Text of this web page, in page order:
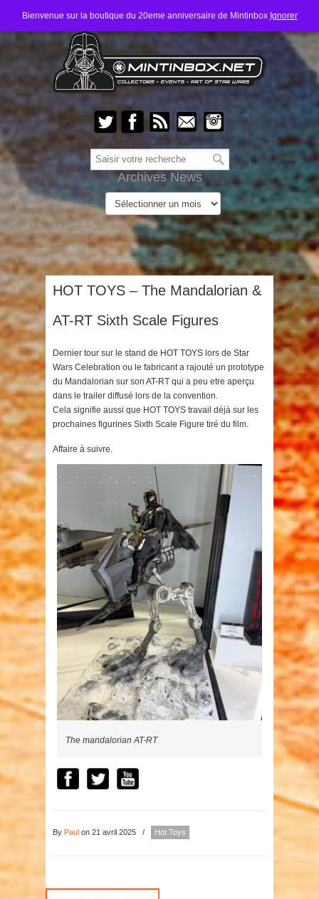
Bienvenue sur la boutique du 20eme anniversaire de Mintinbox Ignorer
Archives News
HOT TOYS – The Mandalorian &
AT-RT Sixth Scale Figures
Dernier tour sur le stand de HOT TOYS lors de Star
Wars Celebration ou le fabricant a rajouté un prototype
du Mandalorian sur son AT-RT qui a peu etre aperçu
dans le trailer diffusé lors de la convention.
Cela signifie aussi que HOT TOYS travail déjà sur les
prochaines figurines Sixth Scale Figure tiré du film.
Affaire à suivre.
The mandalorian AT-RT
By Paul on 21 avril 2025 / Hot Toys